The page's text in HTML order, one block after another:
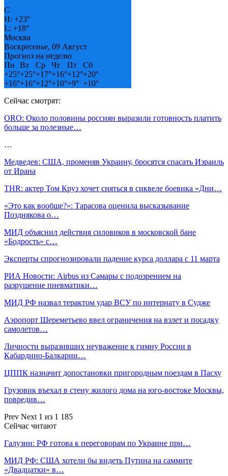
C
H: +23°
L: +18°
Москва
Воскресенье, 09 Август
Прогноз на неделю
Пн
Вт Ср Чт Пт
Сб
+25°+25°+17°+16°+12°+20°
+16°+16°+12°+10°+9° +10°
Сейчас смотрят:
ORO: Около половины россиян выразили готовность платить
больше за полезные…
…
Медведев: США, променяв Украину, бросятся спасать Израиль
от Ирана
THR: актер Том Круз хочет сняться в сиквеле боевика «Дни…
«Это как вообще?»: Тарасова оценила высказывание
Позднякова о…
МИД объяснил действия силовиков в московской бане
«Бодрость» с…
Эксперты спрогнозировали падение курса доллара с 11 марта
РИА Новости: Airbus из Самары с подозрением на
разрушение пневматики…
МИД РФ назвал терактом удар ВСУ по интернату в Судже
Аэропорт Шереметьево ввел ограничения на взлет и посадку
самолетов…
Личности выразивших неуважение к гимну России в
Кабардино-Балкарии…
ЦППК назначит допостановки пригородным поездам в Пасху
Грузовик въехал в стену жилого дома на юго-востоке Москвы,
повредив…
Prev Next 1 из 1 185
Сейчас читают
Галузин: РФ готова к переговорам по Украине при…
МИД РФ: США хотели бы видеть Путина на саммите
«Двадцатки» в…